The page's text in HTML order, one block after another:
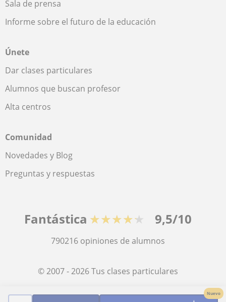
Nuevo
Sala de prensa
Informe sobre el futuro de la educación
Únete
Dar clases particulares
Alumnos que buscan profesor
Alta centros
Comunidad
Novedades y Blog
Preguntas y respuestas
Fantástica ★★★★★ 9,5/10
790216 opiniones de alumnos
© 2007 - 2026 Tus clases particulares
Mapa web:Profesores particulares